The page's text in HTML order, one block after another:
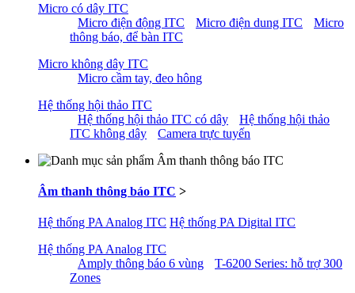
Micro có dây ITC
Micro điện động ITC
Micro điện dung ITC
Micro
thông báo, để bàn ITC
Micro không dây ITC
Micro cầm tay, đeo hông
Hệ thống hội thảo ITC
Hệ thống hội thảo ITC có dây
Hệ thống hội thảo
ITC không dây
Camera trực tuyến
Âm thanh thông báo ITC >
Hệ thống PA Analog ITC Hệ thống PA Digital ITC
Hệ thống PA Analog ITC
Amply thông báo 6 vùng
T-6200 Series: hỗ trợ 300
Zones